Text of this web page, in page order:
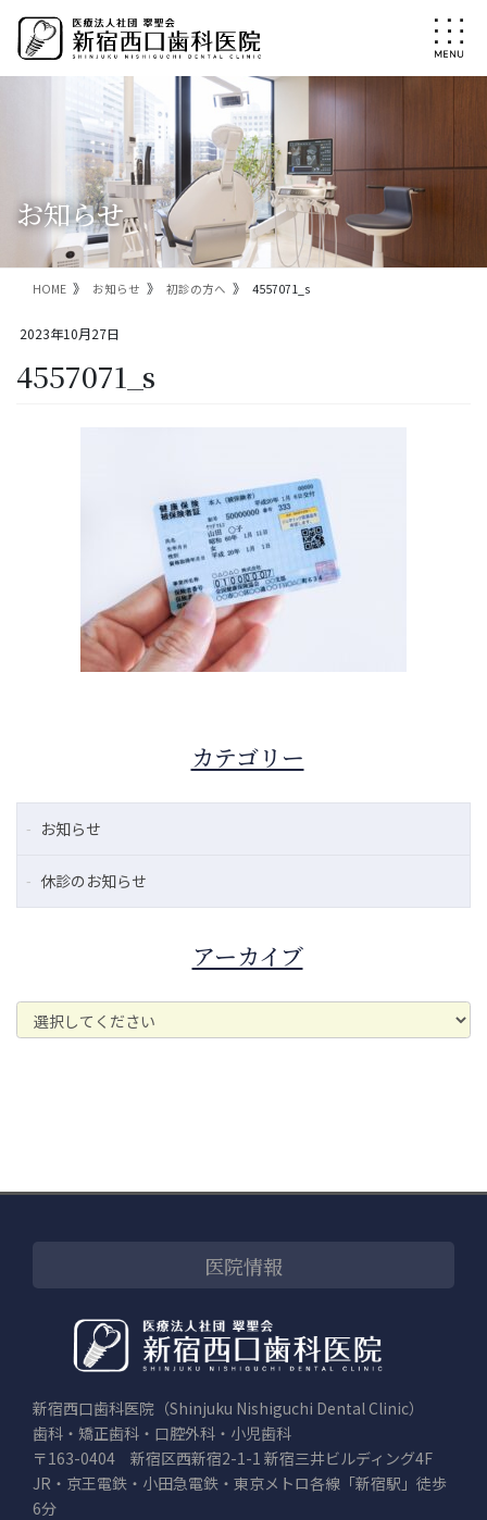
ン
ー
お知らせ
HOME お知らせ 初診の方へ 4557071_s
2023年10月27日
4557071_s
カテゴリー
お知らせ
休診のお知らせ
アーカイブ
医院情報
新宿西口歯科医院（Shinjuku Nishiguchi Dental Clinic）
歯科・矯正歯科・口腔外科・小児歯科
〒163-0404 新宿区西新宿2-1-1 新宿三井ビルディング4F
JR・京王電鉄・小田急電鉄・東京メトロ各線「新宿駅」徒歩
6分